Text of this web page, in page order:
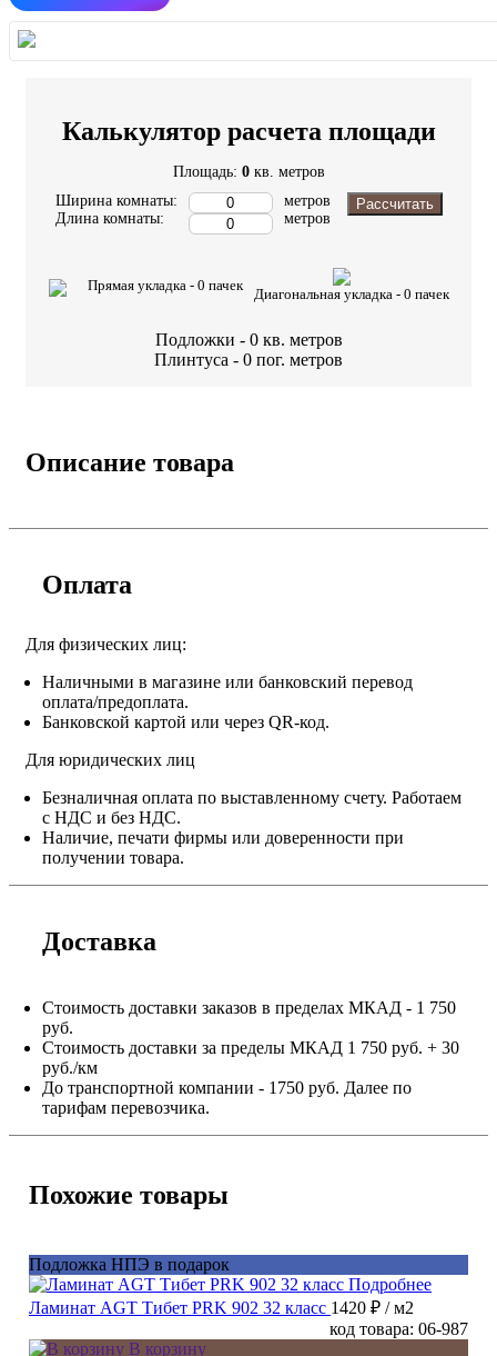
Калькулятор расчета площади
Площадь: 0 кв. метров
Ширина комнаты:
Длина комнаты:
метров
метров
Рассчитать
Прямая укладка - 0 пачек
Диагональная укладка - 0 пачек
Подложки - 0 кв. метров
Плинтуса - 0 пог. метров
Описание товара
Оплата
Для физических лиц:
Наличными в магазине или банковский перевод
оплата/предоплата.
Банковской картой или через QR-код.
Для юридических лиц
Безналичная оплата по выставленному счету. Работаем
с НДС и без НДС.
Наличие, печати фирмы или доверенности при
получении товара.
Доставка
Стоимость доставки заказов в пределах МКАД - 1 750
руб.
Стоимость доставки за пределы МКАД 1 750 руб. + 30
руб./км
До транспортной компании - 1750 руб. Далее по
тарифам перевозчика.
Похожие товары
Подложка НПЭ в подарок
Подробнее
Ламинат AGT Тибет PRK 902 32 класс 1420 ₽ / м2
код товара: 06-987
В корзину